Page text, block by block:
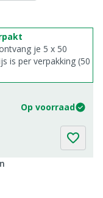
je 5 x 50
is per verpakking (50
Op voorraad